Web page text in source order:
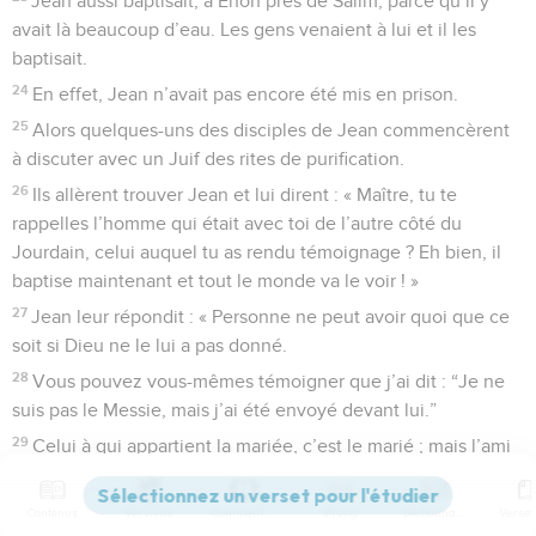
avait là beaucoup d’eau. Les gens venaient à lui et il les
baptisait.
24 En effet, Jean n’avait pas encore été mis en prison.
25 Alors quelques-uns des disciples de Jean commencèrent
à discuter avec un Juif des rites de purification.
26 Ils allèrent trouver Jean et lui dirent : « Maître, tu te
rappelles l’homme qui était avec toi de l’autre côté du
Jourdain, celui auquel tu as rendu témoignage ? Eh bien, il
baptise maintenant et tout le monde va le voir ! »
27 Jean leur répondit : « Personne ne peut avoir quoi que ce
soit si Dieu ne le lui a pas donné.
28 Vous pouvez vous-mêmes témoigner que j’ai dit : “Je ne
suis pas le Messie, mais j’ai été envoyé devant lui.”
29 Celui à qui appartient la mariée, c’est le marié ; mais l’ami
du marié se tient près de lui et l’écoute, et il est tout joyeux
d’entendre la voix du marié. Cette joie est la mienne, et elle
Versions Commentaires Strong